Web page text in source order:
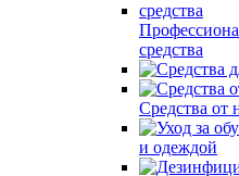
средства
Средства от
и одеждой